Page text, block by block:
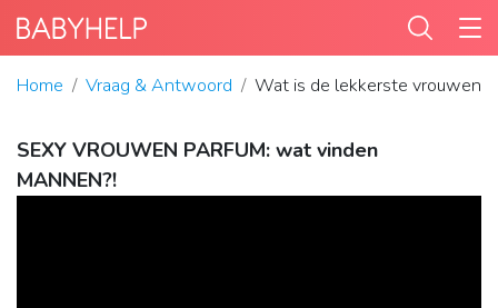
Home Vraag & Antwoord Wat is de lekkerste
SEXY VROUWEN PARFUM: wat vinden
MANNEN?!